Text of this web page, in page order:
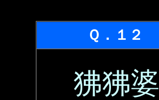
Ｑ．１２
狒狒婆